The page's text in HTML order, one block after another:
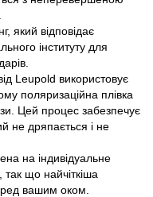
який відповідає
інституту для
Leupold використовує
поляризаційна плівка
Цей процес забезпечує
не дряпається і не
на індивідуальне
що найчіткіша
вашим оком.